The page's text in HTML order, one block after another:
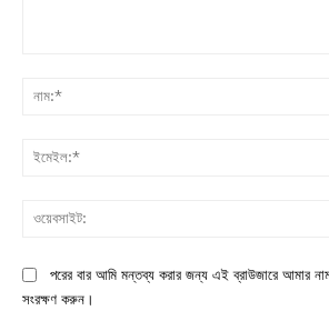
পরের বার আমি মন্তব্য করার জন্য এই ব্রাউজারে আমার
সংরক্ষণ করুন।